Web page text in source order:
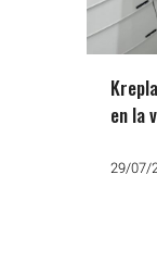
en la venta de
29/07/